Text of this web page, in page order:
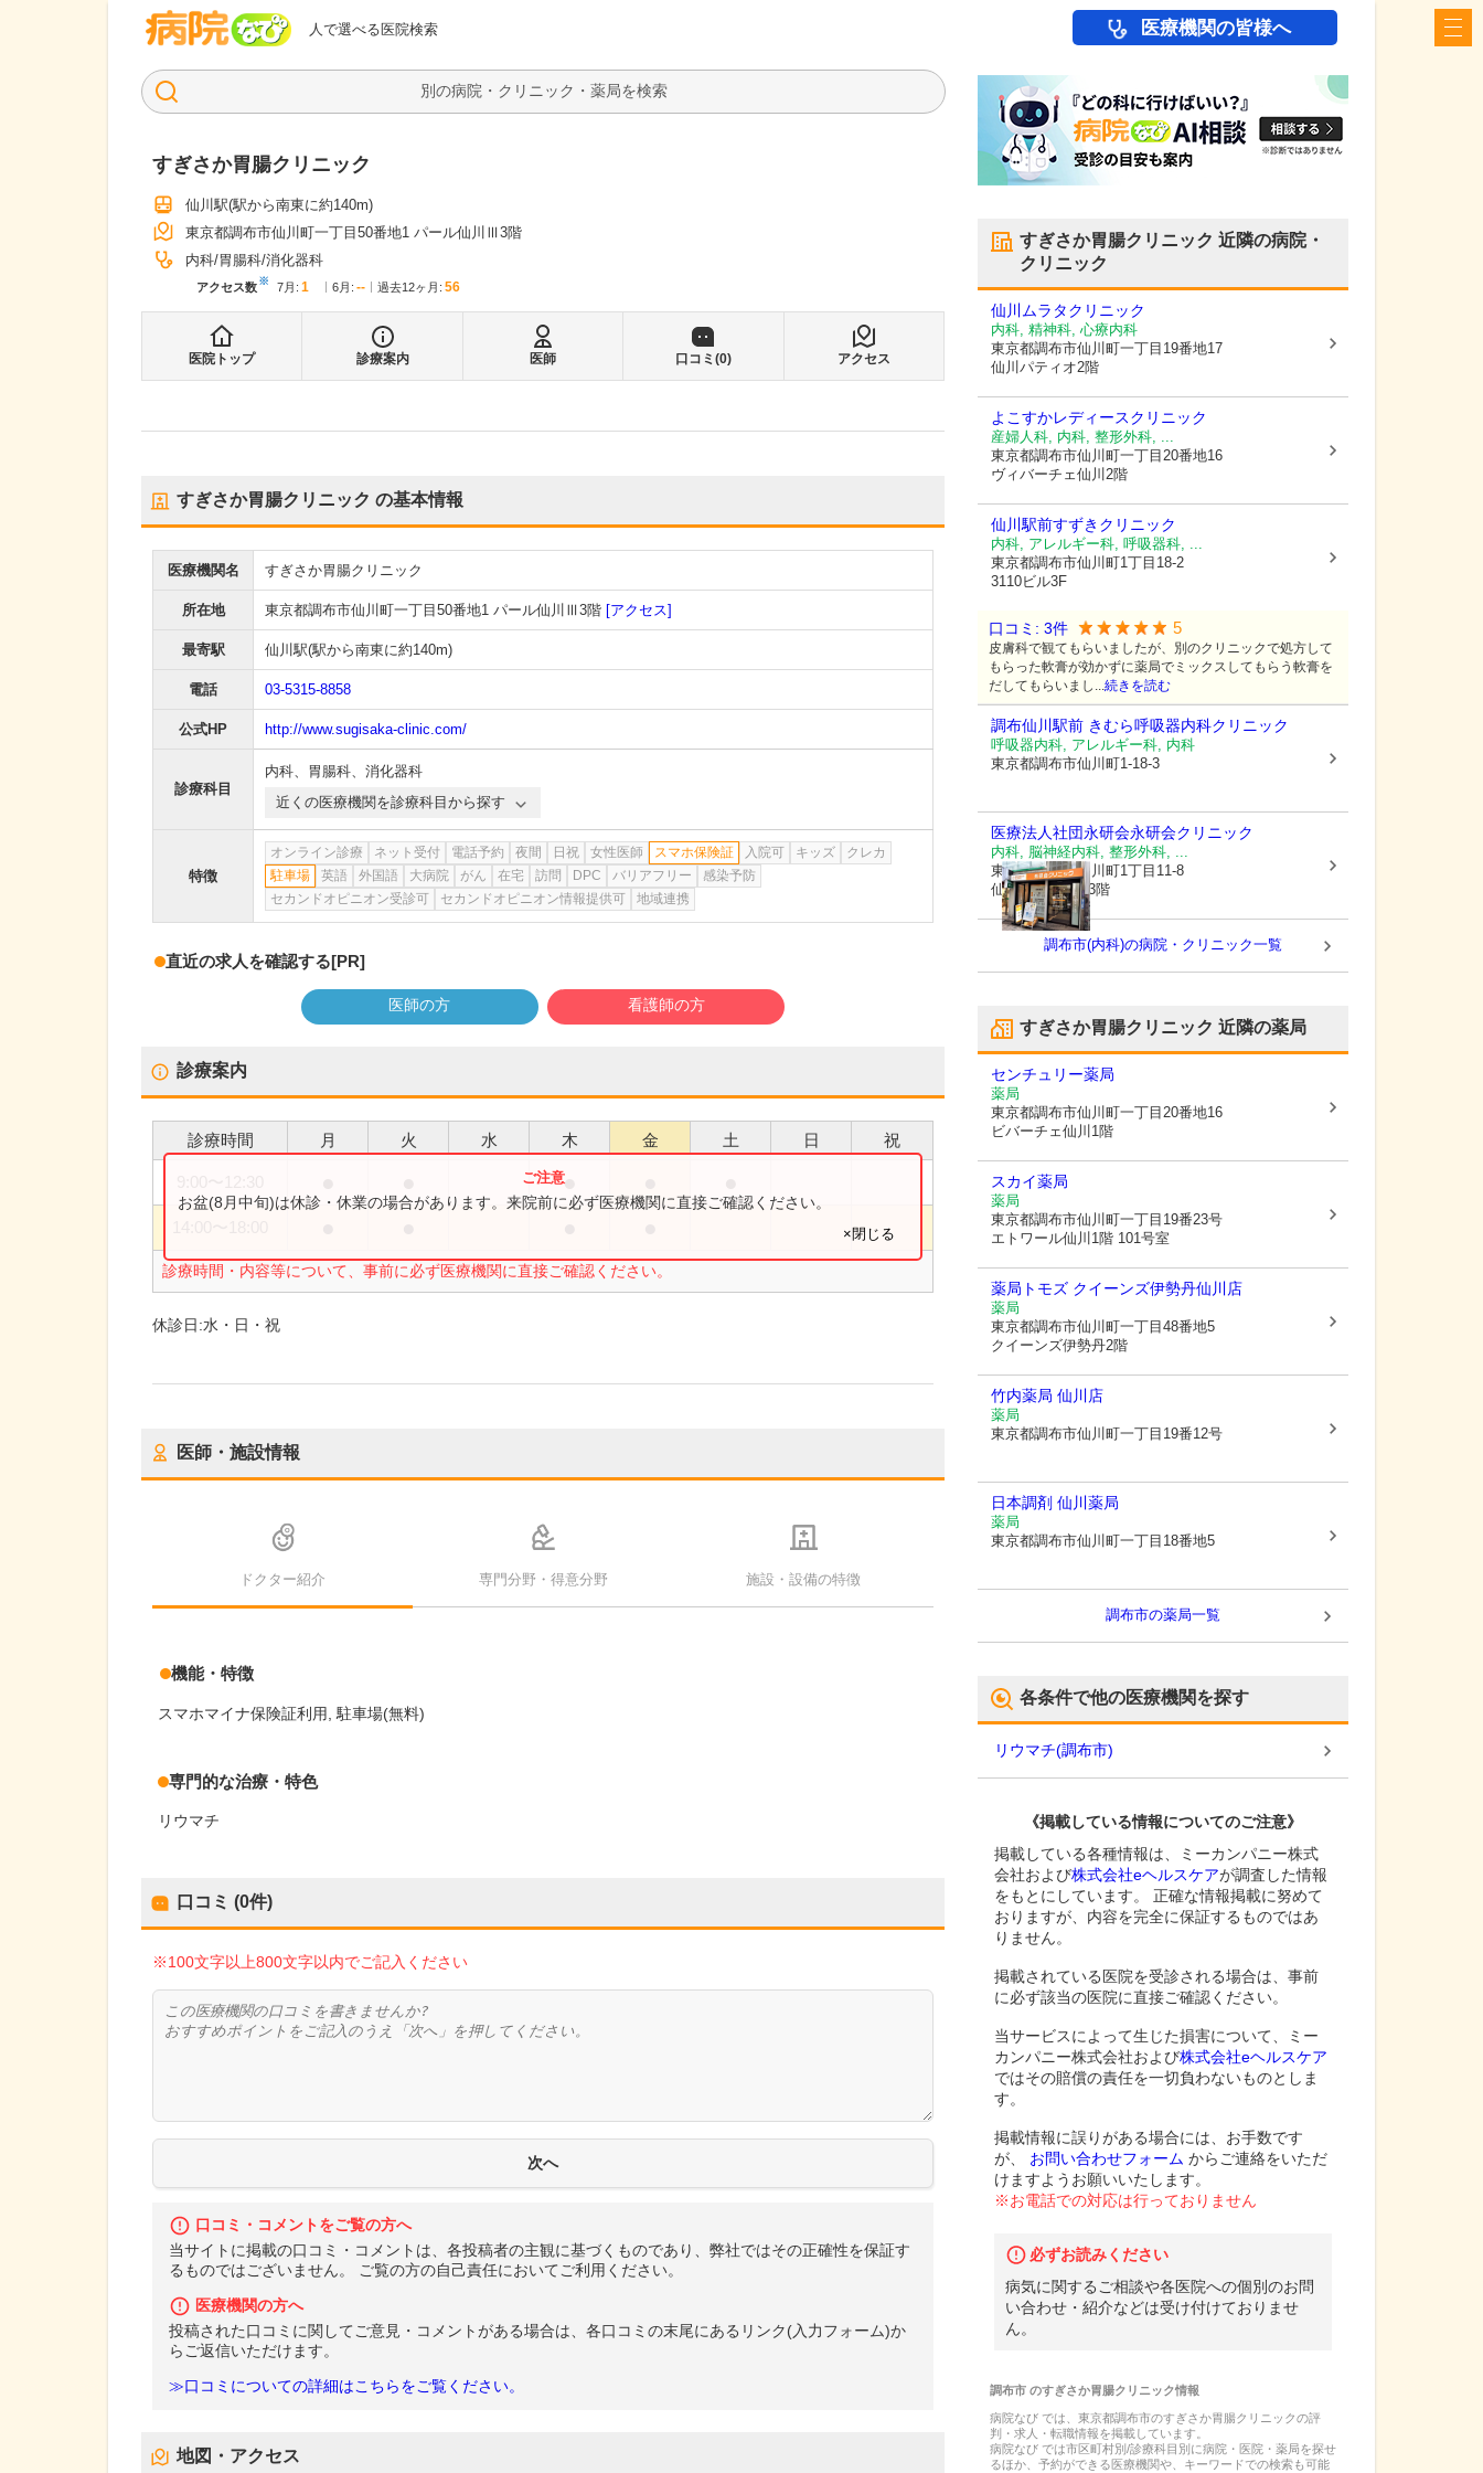
人で選べる医院検索
病院なび 医療機関の皆様へ
検索
すぎさか胃腸クリニック
仙川駅(駅から南東に約140m)
東京都調布市仙川町一丁目50番地1 パール仙川Ⅲ3階
内科 胃腸科 消化器科
アクセス数※ 7月 : 1 6月 : -- 過去12ヶ月: 56
医院トップ 診療案内 医師 口コミ(0) アクセス
すぎさか胃腸クリニック の基本情報
医療機関名 すぎさか胃腸クリニック
所在地 東京都調布市仙川町一丁目50番地1 パール仙川Ⅲ3階 [アクセス]
最寄駅 仙川駅(駅から南東に約140m)
電話 03-5315-8858
公式HP http://www.sugisaka-clinic.com/
診療科目
内科、 胃腸科、 消化器科
近くの医療機関を診療科目から探す
特徴
オンライン診療 ネット受付 電話予約 夜間 日祝 女性医師 スマホ保険証 入院可 キッズ
クレカ
駐車場
英語 外国語 大病院 がん 在宅 訪問 DPC バリアフリー
感染予防
セカンドオピニオン受診可
セカンドオピニオン情報提供可 地域連携
直近の求人を確認する[PR]
医師の方 看護師の方
診療案内
診療時間 月 火 水 木 金 土 日 祝
●
診療時間・内容等について、事前に必ず医療機関に直接ご確認ください。
お盆(8月中旬)は休診・休業の場合があります。来院前に必ず医療機関に直接ご確認ください。
×閉じる
休診日:水・日・祝
医師・施設情報
ドクター紹介 専門分野・得意分野 施設・設備の特徴
機能・特徴
スマホマイナ保険証利用 駐車場(無料)
専門的な治療・特色
リウマチ
口コミ (0件)
※100文字以上800文字以内でご記入ください
口コミ・コメントをご覧の方へ
当サイトに掲載の口コミ・コメントは、各投稿者の主観に基づくものであり、弊社ではその正確性を保証す
るものではございません。 ご覧の方の自己責任においてご利用ください。
医療機関の方へ
投稿された口コミに関してご意見・コメントがある場合は、各口コミの末尾にあるリンク(入力フォーム)か
らご返信いただけます。
≫口コミについての詳細はこちらをご覧ください。
地図・アクセス
すぎさか胃腸クリニック 近隣の病院・
クリニック
仙川ムラタクリニック
内科, 精神科, 心療内科
東京都調布市仙川町一丁目19番地17
仙川パティオ2階
よこすかレディースクリニック
産婦人科, 内科, 整形外科, ...
東京都調布市仙川町一丁目20番地16
ヴィバーチェ仙川2階
仙川駅前すずきクリニック
内科, アレルギー科, 呼吸器科, ...
東京都調布市仙川町1丁目18-2
3110ビル3F
口コミ: 3件 5
皮膚科で観てもらいましたが、別のクリニックで処方して
もらった軟膏が効かずに薬局でミックスしてもらう軟膏を
だしてもらいまし...続きを読む
調布仙川駅前 きむら呼吸器内科クリニック
呼吸器内科, アレルギー科, 内科
東京都調布市仙川町1-18-3
医療法人社団永研会永研会クリニック
内科, 脳神経内科, 整形外科, ...
東京都調布市仙川町1丁目11-8
仙川FTビル2・3階
調布市(内科)の病院・クリニック一覧
すぎさか胃腸クリニック 近隣の薬局
センチュリー薬局
薬局
東京都調布市仙川町一丁目20番地16
ビバーチェ仙川1階
スカイ薬局
薬局
東京都調布市仙川町一丁目19番23号
エトワール仙川1階 101号室
薬局トモズ クイーンズ伊勢丹仙川店
薬局
東京都調布市仙川町一丁目48番地5
クイーンズ伊勢丹2階
竹内薬局 仙川店
薬局
東京都調布市仙川町一丁目19番12号
日本調剤 仙川薬局
薬局
東京都調布市仙川町一丁目18番地5
調布市の薬局一覧
各条件で他の医療機関を探す
リウマチ(調布市)
《掲載している情報についてのご注意》
掲載している各種情報は、ミーカンパニー株式
会社および株式会社eヘルスケアが調査した情報
をもとにしています。 正確な情報掲載に努めて
おりますが、内容を完全に保証するものではあ
りません。
掲載されている医院を受診される場合は、事前
に必ず該当の医院に直接ご確認ください。
当サービスによって生じた損害について、ミー
カンパニー株式会社および株式会社eヘルスケア
ではその賠償の責任を一切負わないものとしま
す。
掲載情報に誤りがある場合には、お手数です
が、
お問い合わせフォーム からご連絡をいただ
けますようお願いいたします。
※お電話での対応は行っておりません
必ずお読みください
病気に関するご相談や各医院への個別のお問
い合わせ・紹介などは受け付けておりませ
ん。
調布市のすぎさか胃腸クリニック情報
病院なび では、 東京都調布市のすぎさか胃腸クリニックの評
判・求人・転職情報を掲載しています。
病院なび では市区町村別/診療科目別に病院・医院・薬局を探せ
るほか、予約ができる医療機関や、キーワードでの検索も可能